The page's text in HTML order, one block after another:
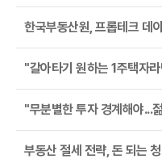
한국부동산원, 프롭테크 데
"갈아타기 원하는 1주택자
"무분별한 투자 경계해야...
부동산 절세 전략, 돈 되는